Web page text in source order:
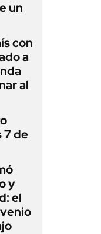
un
con
a
al
7 de
y
el